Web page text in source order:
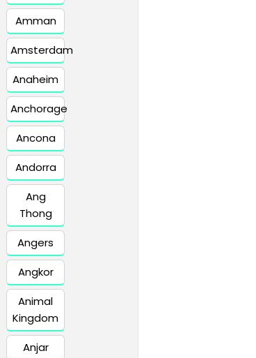
Amman
Amsterdam
Anaheim
Anchorage
Ancona
Andorra
Ang
Thong
Angers
Angkor
Animal
Kingdom
Anjar